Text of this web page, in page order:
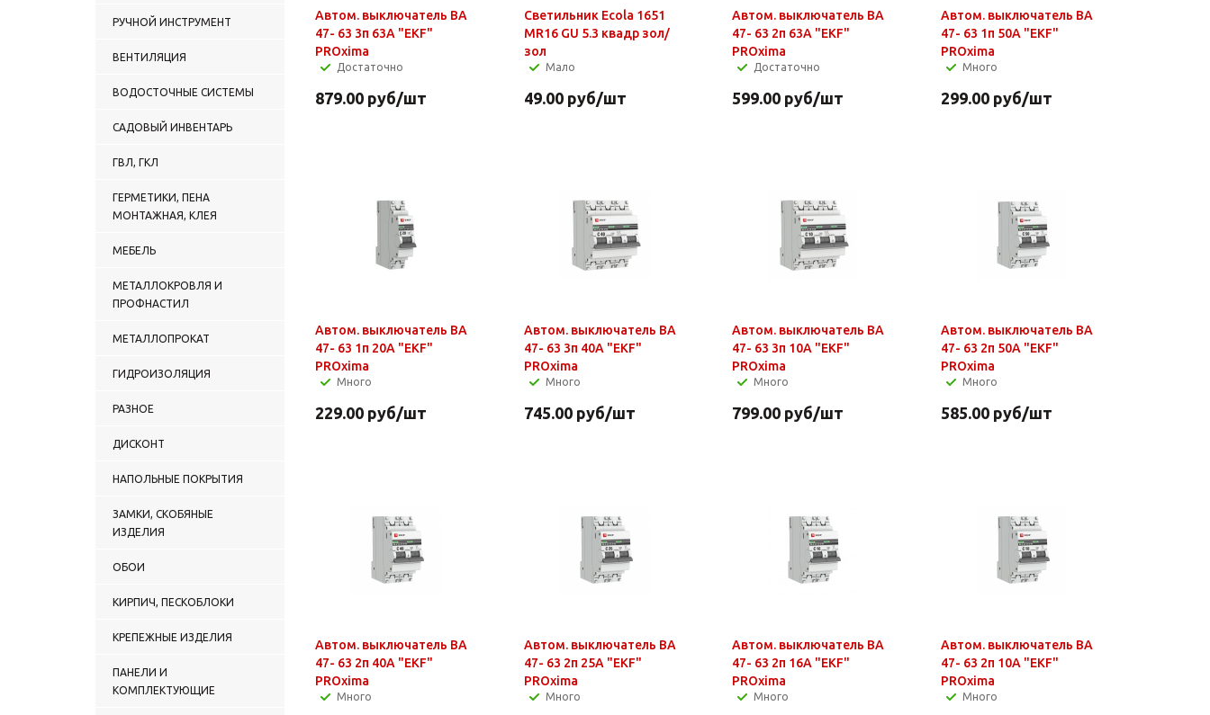
РУЧНОЙ ИНСТРУМЕНТ
ВЕНТИЛЯЦИЯ
ВОДОСТОЧНЫЕ СИСТЕМЫ
САДОВЫЙ ИНВЕНТАРЬ
ГВЛ, ГКЛ
ГЕРМЕТИКИ, ПЕНА
МОНТАЖНАЯ, КЛЕЯ
МЕБЕЛЬ
МЕТАЛЛОКРОВЛЯ И
ПРОФНАСТИЛ
МЕТАЛЛОПРОКАТ
ГИДРОИЗОЛЯЦИЯ
РАЗНОЕ
ДИСКОНТ
НАПОЛЬНЫЕ ПОКРЫТИЯ
ЗАМКИ, СКОБЯНЫЕ
ИЗДЕЛИЯ
ОБОИ
КИРПИЧ, ПЕСКОБЛОКИ
КРЕПЕЖНЫЕ ИЗДЕЛИЯ
ПАНЕЛИ И
КОМПЛЕКТУЮЩИЕ
Автом. выключатель ВА
47- 63 3п 63А "EKF"
PROxima
Достаточно
879.00 руб/шт
Светильник Ecola 1651
MR16 GU 5.3 квадр зол/
зол
Мало
49.00руб/шт
Автом. выключатель ВА
47- 63 2п 63А "EKF"
PROxima
Достаточно
599.00 руб/шт
Автом. выключатель ВА
47- 63 1п 50А "EKF"
PROxima
Много
299.00руб/шт
Автом. выключатель ВА
47- 63 1п 20А "EKF"
PROxima
Много
229.00 руб/шт
Автом. выключатель ВА
47- 63 3п 40А "EKF"
PROxima
Много
745.00руб/шт
Автом. выключатель ВА
47- 63 3п 10А "EKF"
PROxima
Много
799.00 руб/шт
Автом. выключатель ВА
47- 63 2п 50А "EKF"
PROxima
Много
585.00руб/шт
Автом. выключатель ВА
47- 63 2п 40А "EKF"
PROxima
Много
Автом. выключатель ВА
47- 63 2п 25А "EKF"
PROxima
Много
Автом. выключатель ВА
47- 63 2п 16А "EKF"
PROxima
Много
Автом. выключатель ВА
47- 63 2п 10А "EKF"
PROxima
Много